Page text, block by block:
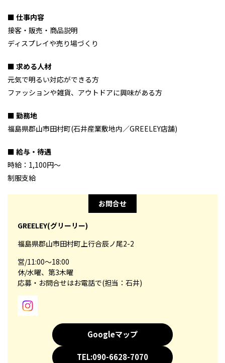
■ 仕事内容
接客・販売・商品説明
ディスプレイや売り場づくり
■ 求める人材
元気で明るい対応ができる方
ファッションや雑貨、アウトドアに興味がある方
■ 勤務地
福島県郡山市田村町(石井産業敷地内／GREELEY店舗)
■ 給与・待遇
時給：1,100円～
制服支給
お問合せ
GREELEY(グリーリー)
福島県郡山市田村町上行合辰ノ尾2-2
営/11:00～18:00
休/水曜、第3木曜
応募・お問合せはお電話で(担当：石井)
Googleマップ
TEL:090-6628-7070